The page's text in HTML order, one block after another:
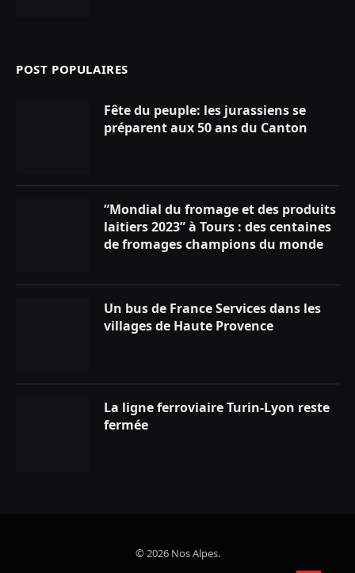
POST POPULAIRES
Fête du peuple: les jurassiens se
préparent aux 50 ans du Canton
“Mondial du fromage et des produits
laitiers 2023” à Tours : des centaines
de fromages champions du monde
Un bus de France Services dans les
villages de Haute Provence
La ligne ferroviaire Turin-Lyon reste
fermée
© 2026 Nos Alpes.